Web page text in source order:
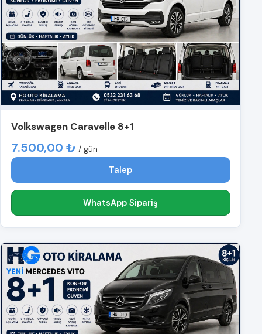
Volkswagen Caravelle 8+1
7.500,00 ₺ / gün
Talep
WhatsApp Sipariş